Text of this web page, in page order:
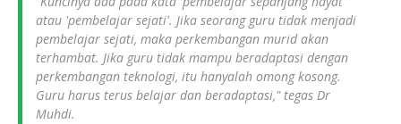
atau 'pembelajar sejati'. Jika seorang guru tidak menjadi
pembelajar sejati, maka perkembangan murid akan
terhambat. Jika guru tidak mampu beradaptasi dengan
perkembangan teknologi, itu hanyalah omong kosong.
Guru harus terus belajar dan beradaptasi," tegas Dr
Muhdi.